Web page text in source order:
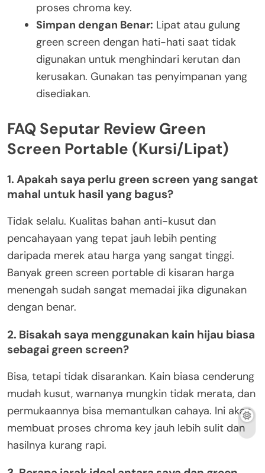
proses chroma key.
Simpan dengan Benar: Lipat atau gulung
green screen dengan hati-hati saat tidak
digunakan untuk menghindari kerutan dan
kerusakan. Gunakan tas penyimpanan yang
disediakan.
FAQ Seputar Review Green
Screen Portable (Kursi/Lipat)
1. Apakah saya perlu green screen yang sangat
mahal untuk hasil yang bagus?
Tidak selalu. Kualitas bahan anti-kusut dan
pencahayaan yang tepat jauh lebih penting
daripada merek atau harga yang sangat tinggi.
Banyak green screen portable di kisaran harga
menengah sudah sangat memadai jika digunakan
dengan benar.
2. Bisakah saya menggunakan kain hijau biasa
sebagai green screen?
Bisa, tetapi tidak disarankan. Kain biasa cenderung
mudah kusut, warnanya mungkin tidak merata, dan
permukaannya bisa memantulkan cahaya. Ini akan
membuat proses chroma key jauh lebih sulit dan
hasilnya kurang rapi.